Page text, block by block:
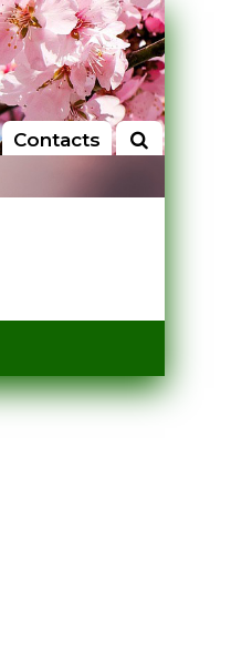
Contacts